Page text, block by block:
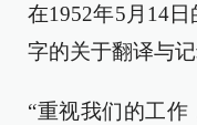
在1952年5月14
字的关于翻译与
“重视我们的工